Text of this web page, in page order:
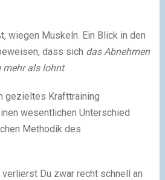
wiegen Muskeln. Ein Blick in den
dass sich das Abnehmen
als lohnt.
gezieltes Krafttraining
wesentlichen Unterschied
Methodik des
Du zwar recht schnell an